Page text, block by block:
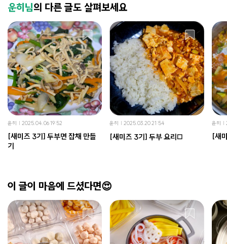
운히님의 다른 글도 살펴보세요
운히 2025.04.06 19:52
[새미즈 3기] 두부면 잡채 만들
기
운히 2025.03.20 21:54
[새미즈 3기] 두부 요리◻️
운히
[새
이 글이 마음에 드셨다면😍